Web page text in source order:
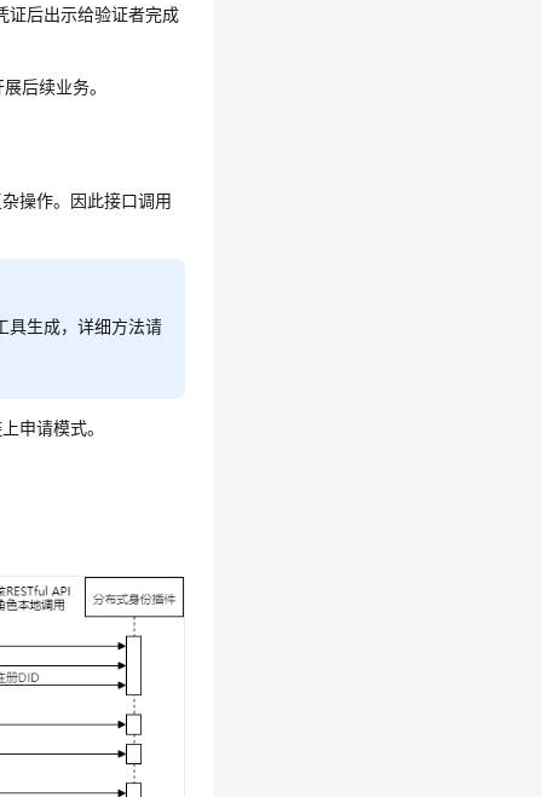
证后出示给验证者完成
后续业务。
操作。因此接口调用
具生成，详细方法请
申请模式。